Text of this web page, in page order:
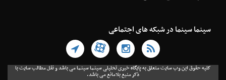
سینما سینما در شبکه های اجتماعی
کلیه حقوق این وب سایت متعلق به پایگاه خبری تحلیلی سینما سینما می باشد و نقل مطالب سایت با
ذکر منبع بلامانع می باشد.